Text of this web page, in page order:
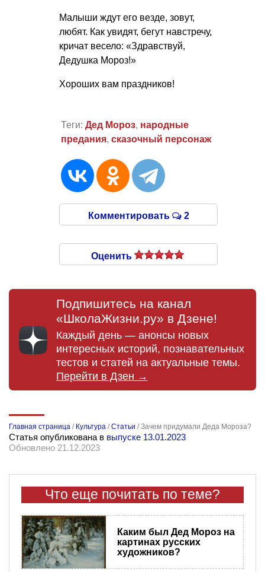
Малыши ждут его везде, зовут,
любят. Как увидят, бегут навстречу,
кричат весело: «Здравствуй,
Дедушка Мороз!»
Хороших вам праздников!
Теги: Дед Мороз, народные
предания, сказочный персонаж
Комментировать 2
Оценить
Подпишитесь на канал
«ШколаЖизни.ру» в Дзене!
Каждый день — анонсы новых
интересных историй, познавательных
тестов и статей на актуальные темы.
Перейти в Дзен →
Главная страница / Культура /Статьи /Зачем придумали Деда Мороза?
Статья опубликована в выпуске 13.01.2023
Обновлено 21.12.2023
Что еще почитать по теме?
Каким был Дед Мороз на
картинах русских
художников?